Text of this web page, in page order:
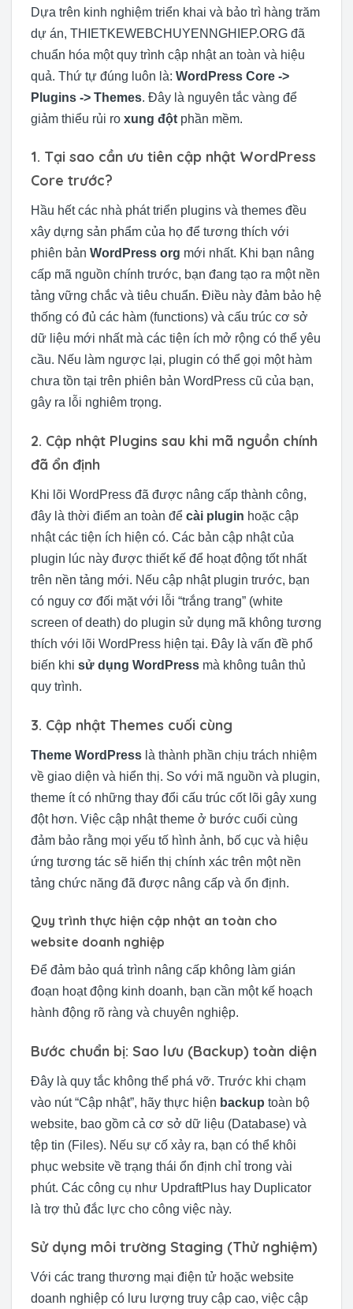
Dựa trên kinh nghiệm triển khai và bảo trì hàng trăm
dự án, THIETKEWEBCHUYENNGHIEP.ORG đã
chuẩn hóa một quy trình cập nhật an toàn và hiệu
quả. Thứ tự đúng luôn là: WordPress Core ->
Plugins -> Themes. Đây là nguyên tắc vàng để
giảm thiểu rủi ro xung đột phần mềm.
1. Tại sao cần ưu tiên cập nhật WordPress
Core trước?
Hầu hết các nhà phát triển plugins và themes đều
xây dựng sản phẩm của họ để tương thích với
phiên bản WordPress org mới nhất. Khi bạn nâng
cấp mã nguồn chính trước, bạn đang tạo ra một nền
tảng vững chắc và tiêu chuẩn. Điều này đảm bảo hệ
thống có đủ các hàm (functions) và cấu trúc cơ sở
dữ liệu mới nhất mà các tiện ích mở rộng có thể yêu
cầu. Nếu làm ngược lại, plugin có thể gọi một hàm
chưa tồn tại trên phiên bản WordPress cũ của bạn,
gây ra lỗi nghiêm trọng.
2. Cập nhật Plugins sau khi mã nguồn chính
đã ổn định
Khi lõi WordPress đã được nâng cấp thành công,
đây là thời điểm an toàn để cài plugin hoặc cập
nhật các tiện ích hiện có. Các bản cập nhật của
plugin lúc này được thiết kế để hoạt động tốt nhất
trên nền tảng mới. Nếu cập nhật plugin trước, bạn
có nguy cơ đối mặt với lỗi “trắng trang” (white
screen of death) do plugin sử dụng mã không tương
thích với lõi WordPress hiện tại. Đây là vấn đề phổ
biến khi sử dụng WordPress mà không tuân thủ
quy trình.
3. Cập nhật Themes cuối cùng
Theme WordPress là thành phần chịu trách nhiệm
về giao diện và hiển thị. So với mã nguồn và plugin,
theme ít có những thay đổi cấu trúc cốt lõi gây xung
đột hơn. Việc cập nhật theme ở bước cuối cùng
đảm bảo rằng mọi yếu tố hình ảnh, bố cục và hiệu
ứng tương tác sẽ hiển thị chính xác trên một nền
tảng chức năng đã được nâng cấp và ổn định.
Quy trình thực hiện cập nhật an toàn cho
website doanh nghiệp
Để đảm bảo quá trình nâng cấp không làm gián
đoạn hoạt động kinh doanh, bạn cần một kế hoạch
hành động rõ ràng và chuyên nghiệp.
Bước chuẩn bị: Sao lưu (Backup) toàn diện
Đây là quy tắc không thể phá vỡ. Trước khi chạm
vào nút “Cập nhật”, hãy thực hiện backup toàn bộ
website, bao gồm cả cơ sở dữ liệu (Database) và
tệp tin (Files). Nếu sự cố xảy ra, bạn có thể khôi
phục website về trạng thái ổn định chỉ trong vài
phút. Các công cụ như UpdraftPlus hay Duplicator
là trợ thủ đắc lực cho công việc này.
Sử dụng môi trường Staging (Thử nghiệm)
Với các trang thương mại điện tử hoặc website
doanh nghiệp có lưu lượng truy cập cao, việc cập